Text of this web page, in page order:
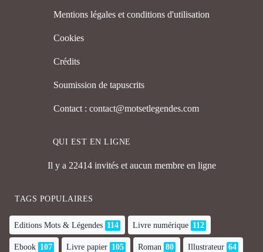
Mentions légales et conditions d'utilisation
Cookies
Crédits
Soumission de tapuscrits
Contact : contact@motsetlegendes.com
QUI EST EN LIGNE
Il y a 22414 invités et aucun membre en ligne
TAGS POPULAIRES
Editions Mots & Légendes 114 Livre numérique 112
Ebook 107 Livre papier 105 Roman 80 Illustrateur 64